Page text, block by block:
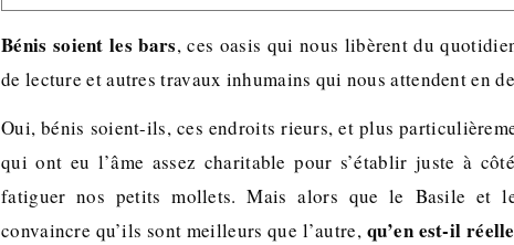
Bénis soient les bars, ces oasis qui nous libèrent du
de lecture et autres travaux inhumains qui nous attendent en
Oui, bénis soient-ils, ces endroits rieurs, et plus
qui ont eu l’âme assez charitable pour s’établir juste à
fatiguer nos petits mollets. Mais alors que le Basile et
convaincre qu’ils sont meilleurs que l’autre, qu’en est-il